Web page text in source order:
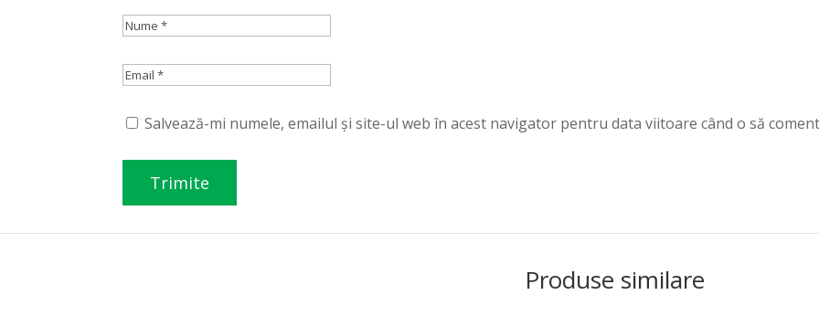
Salvează-mi numele, emailul și site-ul web în acest navigator pentru data viitoare când o să
Produse similare